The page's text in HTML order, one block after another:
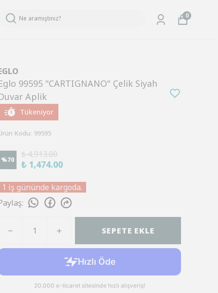
0
99595 "CARTIGNANO" Çelik Siyah
Aplik
Tükeniyor
Kodu: 99595
%70
₺ 4,913.00
₺ 1,474.00
1 iş gününde kargoda.
:
SEPETE EKLE